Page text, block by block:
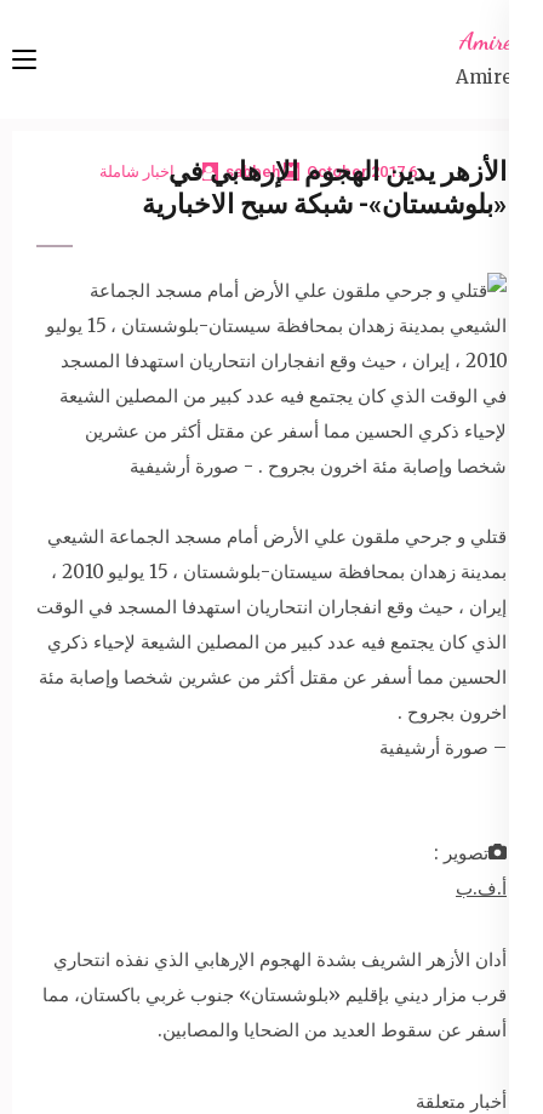
content
Enter)
Amireta
Amireta
6 October 2017
sabbeh اخبار شاملةالأزهر يدين الهجوم الإرهابي في
«بلوشستان»- شبكة سبح الاخبارية
قتلي و جرحي ملقون علي الأرض أمام مسجد الجماعة الشيعي
بمدينة زهدان بمحافظة سيستان-بلوشستان ، 15 يوليو 2010 ،
إيران ، حيث وقع انفجاران انتحاريان استهدفا المسجد في الوقت
الذي كان يجتمع فيه عدد كبير من المصلين الشيعة لإحياء ذكري
الحسين مما أسفر عن مقتل أكثر من عشرين شخصا وإصابة مئة
اخرون بجروح .
– صورة أرشيفية
تصوير :
أ.ف.ب
أدان الأزهر الشريف بشدة الهجوم الإرهابي الذي نفذه انتحاري
قرب مزار ديني بإقليم «بلوشستان» جنوب غربي باكستان، مما
أسفر عن سقوط العديد من الضحايا والمصابين.
أخبار متعلقة